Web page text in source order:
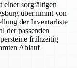
einer sorgfältigen
übernimmt von
der Inventarliste
der passenden
frühzeitig
Ablauf